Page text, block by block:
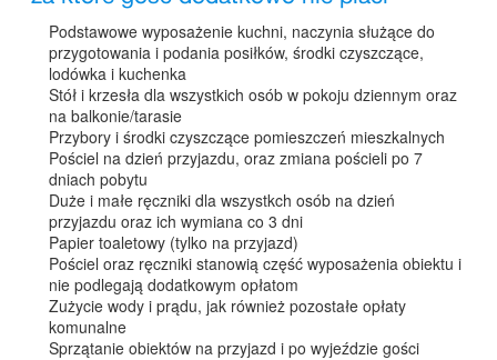
Podstawowe wyposażenie kuchni, naczynia służące do
przygotowania i podania posiłków, środki czyszczące,
lodówka i kuchenka
Stół i krzesła dla wszystkich osób w pokoju dziennym oraz
na balkonie/tarasie
Przybory i środki czyszczące pomieszczeń mieszkalnych
Pościel na dzień przyjazdu, oraz zmiana pościeli po 7
dniach pobytu
Duże i małe ręczniki dla wszystkch osób na dzień
przyjazdu oraz ich wymiana co 3 dni
Papier toaletowy (tylko na przyjazd)
Pościel oraz ręczniki stanowią część wyposażenia obiektu i
nie podlegają dodatkowym opłatom
Zużycie wody i prądu, jak również pozostałe opłaty
komunalne
Sprzątanie obiektów na przyjazd i po wyjeździe gości